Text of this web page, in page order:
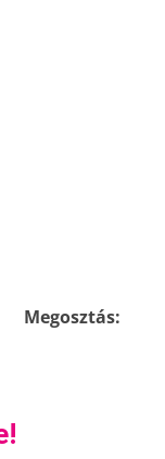
Megosztás: